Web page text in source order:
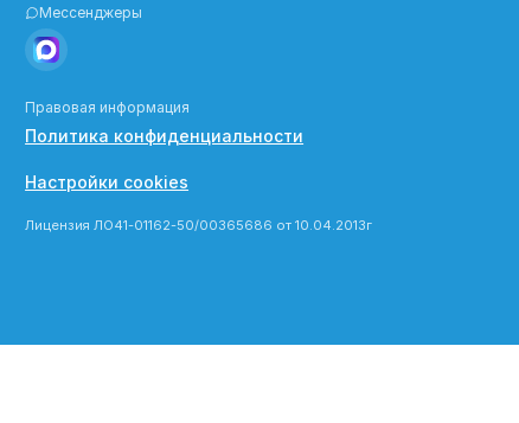
Мессенджеры
Правовая информация
Политика конфиденциальности
Настройки cookies
Лицензия ЛО41-01162-50/00365686 от 10.04.2013г